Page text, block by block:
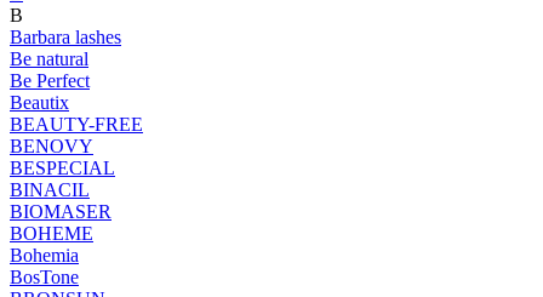
B
Barbara lashes
Be natural
Be Perfect
Beautix
BEAUTY-FREE
BENOVY
BESPECIAL
BINACIL
BIOMASER
BOHEME
Bohemia
BosTone